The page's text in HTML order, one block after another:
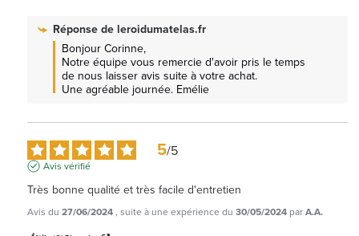
Réponse deleroidumatelas.fr
Bonjour Corinne,
Notre équipe vous remercie d'avoir pris le temps
de nous laisser avis suite à votre achat.
Une agréable journée. Emélie
5/5
Avis vérifié
Très bonne qualité et très facile d'entretien
Avis du 27/06/2024, suite à une expérience du 30/05/2024 parA.A.